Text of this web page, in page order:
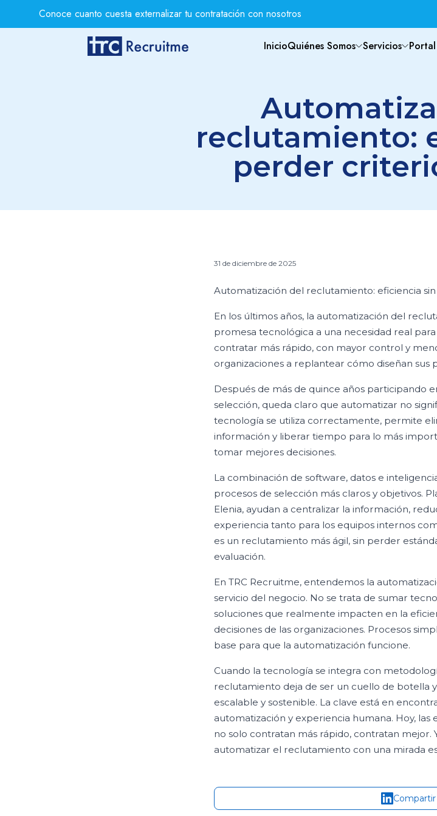
Conoce cuanto cuesta externalizar tu contratación con nosotros
InicioQuiénes Somos Servicios
reclutamiento:
perder
31 de diciembre de 2025
Automatización del reclutamiento: eficiencia
En los últimos años, la automatización del
promesa tecnológica a una necesidad real
contratar más rápido, con mayor control y
organizaciones a replantear cómo diseñan sus
Después de más de quince años participando
selección, queda claro que automatizar no
tecnología se utiliza correctamente, permite
información y liberar tiempo para lo más
tomar mejores decisiones.
La combinación de software, datos e
procesos de selección más claros y objetivos.
Elenia, ayudan a centralizar la información,
experiencia tanto para los equipos internos
es un reclutamiento más ágil, sin perder
evaluación.
En TRC Recruitme, entendemos la
servicio del negocio. No se trata de sumar
soluciones que realmente impacten en la
decisiones de las organizaciones. Procesos
base para que la automatización funcione.
Cuando la tecnología se integra con
reclutamiento deja de ser un cuello de botella
escalable y sostenible. La clave está en
automatización y experiencia humana. Hoy,
no solo contratan más rápido, contratan mejor.
automatizar el reclutamiento con una mirada
Compartir